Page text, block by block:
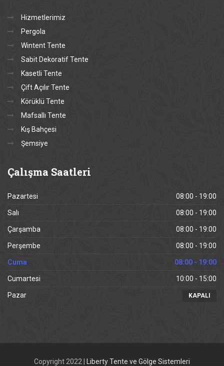
Hizmetlerimiz
Pergola
Wintent Tente
Sabit Dekoratif Tente
Kasetli Tente
Çift Açılır Tente
Körüklü Tente
Mafsallı Tente
Kış Bahçesi
Şemsiye
Çalışma Saatleri
Pazartesi 08:00 - 19:00
Salı 08:00 - 19:00
Çarşamba 08:00 - 19:00
Perşembe 08:00 - 19:00
Cuma 08:00 - 19:00
Cumartesi 10:00 - 15:00
Pazar KAPALI
Copyright 2022 | Liberty Tente ve Gölge Sistemleri